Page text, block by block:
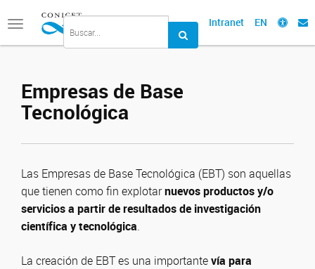
Toggle
navigation
Intranet EN
Empresas de Base
Tecnológica
Las Empresas de Base Tecnológica (EBT) son aquellas
que tienen como fin explotarnuevos productos y/o
servicios a partir de resultados de investigación
científica y tecnológica.
La creación de EBT es una importantevía para